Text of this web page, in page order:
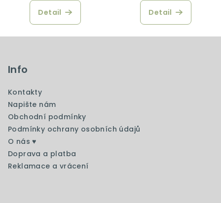
Detail Detail
Info
Kontakty
Napište nám
Obchodní podmínky
Podmínky ochrany osobních údajů
O nás ♥️
Doprava a platba
Reklamace a vrácení